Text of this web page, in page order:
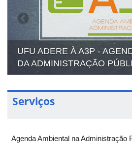
UFU ADERE À A3P -
DA ADMINISTRAÇÃO
Serviços
Agenda Ambiental na Administração